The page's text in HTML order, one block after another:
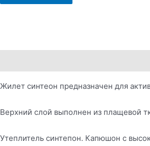
Жилет синтеон предназначен для
Верхний слой выполнен из плащевой
Утеплитель синтепон. Капюшон с